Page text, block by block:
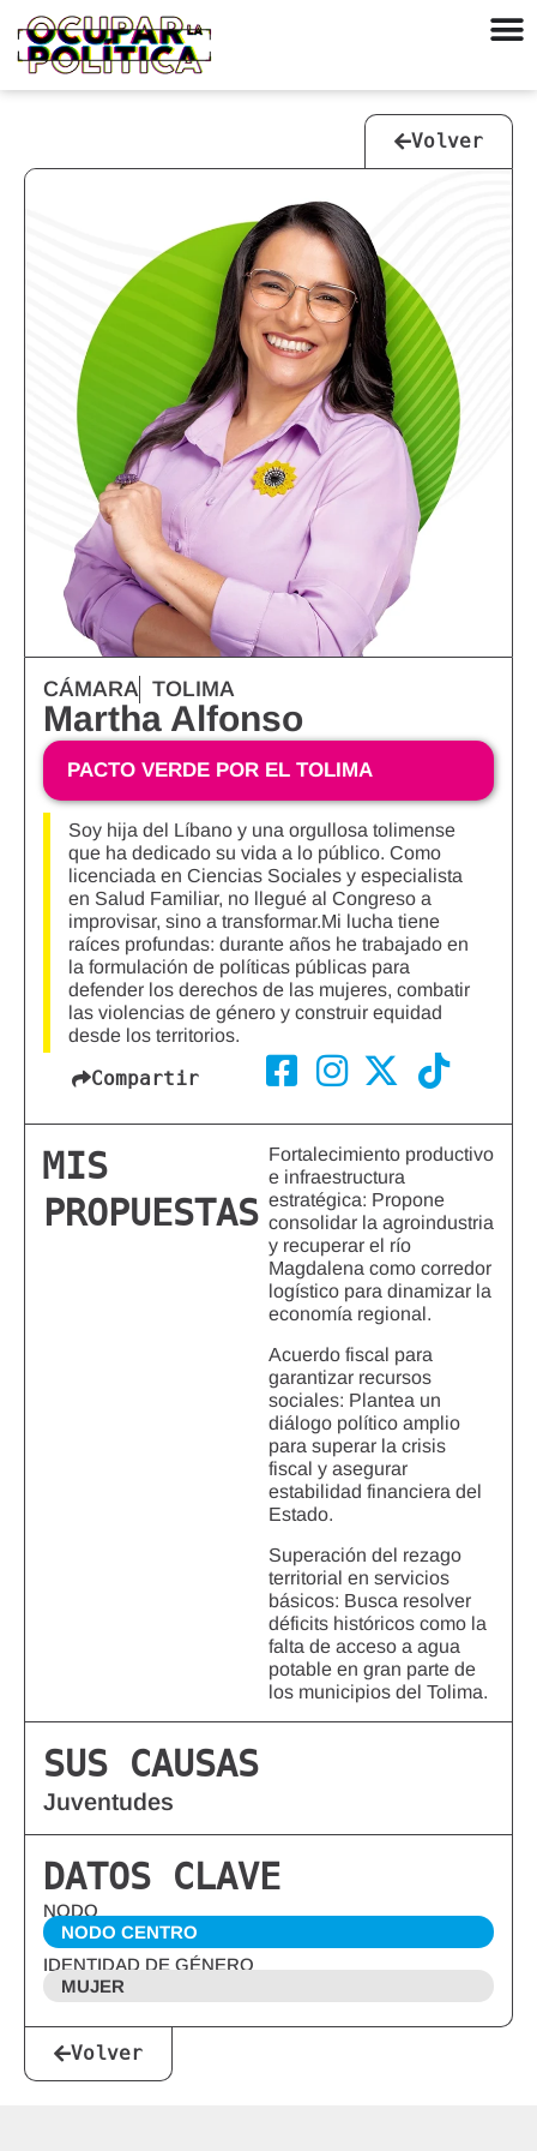
Volver
CÁMARA TOLIMA
Martha Alfonso
PACTO VERDE POR EL TOLIMA
Soy hija del Líbano y una orgullosa tolimense
que ha dedicado su vida a lo público. Como
licenciada en Ciencias Sociales y especialista
en Salud Familiar, no llegué al Congreso a
improvisar, sino a transformar.Mi lucha tiene
raíces profundas: durante años he trabajado en
la formulación de políticas públicas para
defender los derechos de las mujeres, combatir
las violencias de género y construir equidad
desde los territorios.
Compartir
MIS
PROPUESTAS
Fortalecimiento productivo
e infraestructura
estratégica: Propone
consolidar la agroindustria
y recuperar el río
Magdalena como corredor
logístico para dinamizar la
economía regional.
Acuerdo fiscal para
garantizar recursos
sociales: Plantea un
diálogo político amplio
para superar la crisis
fiscal y asegurar
estabilidad financiera del
Estado.
Superación del rezago
territorial en servicios
básicos: Busca resolver
déficits históricos como la
falta de acceso a agua
potable en gran parte de
los municipios del Tolima.
SUS CAUSAS
Juventudes
DATOS CLAVE
NODO
NODO CENTRO
IDENTIDAD DE GÉNERO
MUJER
Volver